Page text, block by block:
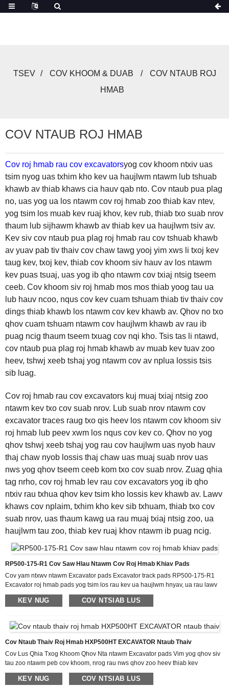
TSEV COV KHOOM & DUAB
COV NTAUB ROJ
HMAB
COV NTAUB ROJ HMAB
Cov roj hmab rau cov excavatorsyog cov khoom ntxiv uas
tsim nyog uas txhim kho kev ua haujlwm ntawm lub tshuab
khawb av thiab khaws cia hauv qab nto. Cov ntaub pua plag
no, uas yog ua los ntawm cov roj hmab zoo thiab kav ntev,
yog tsim los muab kev ruaj khov, kev rub, thiab txo suab nrov
thaum lub sijhawm khawb av thiab kev ua haujlwm tsiv av.
Kev siv cov ntaub pua plag roj hmab rau cov tshuab khawb
av yuav pab tiv thaiv cov chaw tawg yooj yim xws li txoj kev
taug kev, txoj kev, thiab cov khoom siv hauv av los ntawm
kev puas tsuaj, uas yog ib qho ntawm cov txiaj ntsig tseem
ceeb. Cov khoom siv roj hmab mos mos thiab yoog tau ua
lub hauv ncoo, nqus cov kev cuam tshuam thiab tiv thaiv cov
dings thiab khawb los ntawm cov kev khawb av. Qhov no txo
​​qhov cuam tshuam ntawm cov haujlwm khawb av rau ib
puag ncig thaum tseem txuag cov nqi kho. Tsis tas li ntawd,
cov ntaub pua plag roj hmab khawb av muab kev tuav zoo
heev, tshwj xeeb tshaj yog ntawm cov av nplua lossis tsis
sib luag.
Cov roj hmab rau cov excavators kuj muaj txiaj ntsig zoo
ntawm kev txo cov suab nrov. Lub suab nrov ntawm cov
excavator traces raug txo qis heev los ntawm cov khoom siv
roj hmab lub peev xwm los nqus cov kev co. Qhov no yog
qhov tshwj xeeb tshaj yog rau cov haujlwm uas nyob hauv
thaj chaw nyob lossis thaj chaw uas muaj suab nrov uas
nws yog qhov tseem ceeb kom txo cov suab nrov. Zuag qhia
tag nrho, cov roj hmab lev rau cov excavators yog ib qho
ntxiv rau txhua qhov kev tsim kho lossis kev khawb av. Lawv
khaws cov nplaim, txhim kho kev sib txhuam, thiab txo cov
suab nrov, uas thaum kawg ua rau muaj txiaj ntsig zoo, ua
haujlwm tau zoo, thiab kev ruaj khov ntawm ib puag ncig.
RP500-175-R1 Cov Saw Hlau Ntawm Cov Roj Hmab Khiav Pads
Cov yam ntxwv ntawm Excavator pads Excavator track pads RP500-175-R1
Excavator roj hmab pads yog tsim los rau kev ua haujlwm hnyav, ua rau lawv
yog qhov kev xaiv txhim khu kev qha rau kev tsim kho thiab kev ua haujlwm
tsuas. Tsis zoo li cov hlau track pads ib txwm muaj, excavator track pads ua los
kev hnav thiab tsim kua muag txawm tias nyob rau hauv pob zeb lossis tsis sib
luag. Cov roj hmab pads excavator Cheebtsam yog txhawb nqa nrog
embedded steel cords lossis Kevlar txheej, ...
KEV NUG COV NTSIAB LUS
Cov Ntaub Thaiv Roj Hmab HXP500HT EXCAVATOR Ntaub Thaiv
Cov Lus Qhia Txog Khoom Qhov Nta ntawm Excavator pads Vim yog qhov siv
tau zoo ntawm peb cov khoom, nrog rau nws qhov zoo heev thiab kev
pabcuam tom qab muag zoo, cov khoom tau siv rau ntau lub tuam txhab thiab
tau txais kev qhuas ntawm cov neeg siv khoom. Qhov ntawd muaj keeb kwm
KEV NUG COV NTSIAB LUS